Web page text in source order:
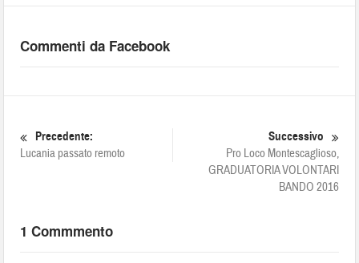
Commenti da Facebook
Precedente:
Lucania passato remoto
Successivo
Pro Loco Montescaglioso,
GRADUATORIA VOLONTARI
BANDO 2016
1 Commmento